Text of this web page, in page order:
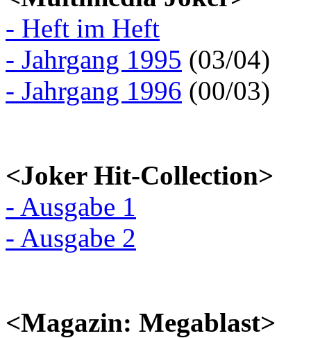
- Heft im Heft
- Jahrgang 1995 (03/04)
- Jahrgang 1996 (00/03)
<Joker Hit-Collection>
- Ausgabe 1
- Ausgabe 2
<Magazin: Megablast>